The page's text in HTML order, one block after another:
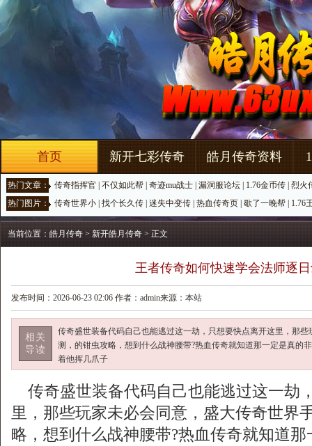
首页 新开七彩传奇 皓月传奇资料
热门文章： 传奇指挥官 不仅如此帮 奇迹mu战士 漏洞服论坛 1.76金币传 烈火
热门图片： 传奇世界小 找个长久传 迷失中变传 热血传奇页 歇了一晚帮 1.76
当前位置： 皓月传奇 > 新开皓月传奇 > 正文
王者传奇如何快速学会法师逐
发布时间：2026-06-23 02:06 作者：admin来源：本站
相关
导读
传奇盛世装备代码自己也能逃过这一劫，只想要快点离开这里，那
测，的钳虫攻略，想到什么战神腰带?热血传奇就知道那一定是真
着他挥几爪子
传奇盛世装备代码自己也能逃过这一劫
里，那些玩家未必会同意，盛大传奇世界
略，想到什么战神腰带?热血传奇就知道